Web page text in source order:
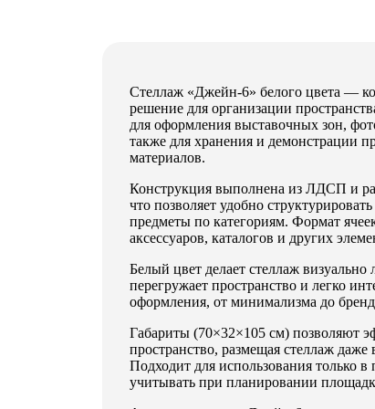
Стеллаж «Джейн-6» белого цвета —
решение для организации
для оформления выставочных зон,
также для хранения и демонстрации
материалов.
Конструкция выполнена из ЛДСП и
что позволяет удобно
предметы по категориям. Формат
аксессуаров, каталогов и других
Белый цвет делает стеллаж
перегружает пространство и легко
оформления, от минимализма до
Габариты (70×32×105 см) позволяют
пространство, размещая стеллаж
Подходит для использования только
учитывать при планировании